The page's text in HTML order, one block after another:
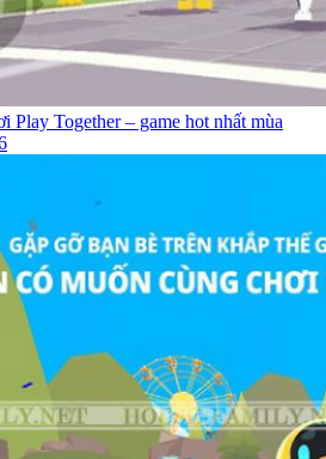
Play Together – game hot nhất mùa